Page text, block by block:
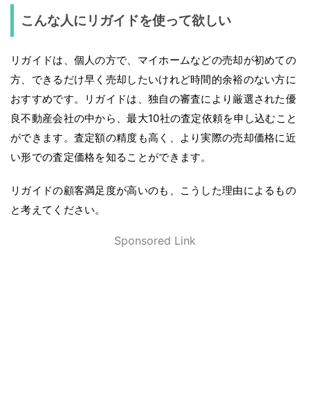
こんな人にリガイドを使って欲しい
リガイドは、個人の方で、マイホームなどの売却が初めての
方、できるだけ早く売却したいけれど時間的余裕のない方に
おすすめです。リガイドは、独自の審査により厳選された優
良不動産会社の中から、最大10社の査定依頼を申し込むこと
ができます。査定額の精度も高く、より実際の売却価格に近
い形での査定価格を知ることができます。
リガイドの顧客満足度が高いのも、こうした理由によるもの
と考えてください。
Sponsored Link